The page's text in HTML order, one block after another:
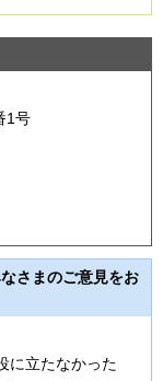
1号
さまのご意見をお
に立たなかった